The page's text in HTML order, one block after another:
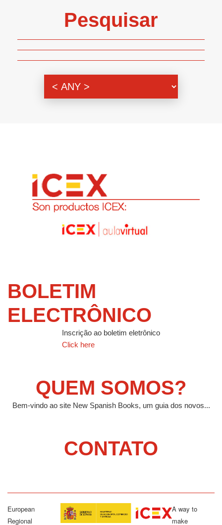
Pesquisar
BOLETIM
ELECTRÔNICO
Inscrição ao boletim eletrônico
Click here
QUEM SOMOS?
Bem-vindo ao site New Spanish Books, um guia dos novos...
CONTATO
European
Regional
A way to
make